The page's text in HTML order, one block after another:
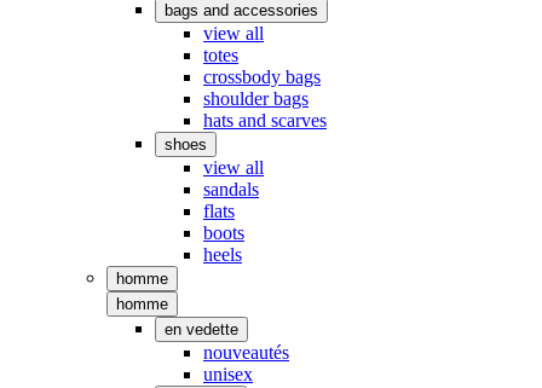
bags and accessories
view all
totes
crossbody bags
shoulder bags
hats and scarves
shoes
view all
sandals
flats
boots
heels
homme
homme
en vedette
nouveautés
unisex